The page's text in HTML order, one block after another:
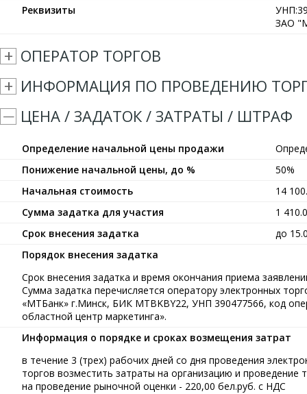
Реквизиты
ЗАО
ОПЕРАТОР ТОРГОВ
ИНФОРМАЦИЯ ПО ПРОВЕДЕНИЮ
ЦЕНА / ЗАДАТОК / ЗАТРАТЫ / ШТРАФ
Определение начальной цены продажи
Понижение начальной цены, до %
50%
Начальная стоимость
14
Сумма задатка для участия
1
Срок внесения задатка
до
Порядок внесения задатка
Срок внесения задатка и время окончания приема
Сумма задатка перечисляется оператору электронных
«МТБанк» г.Минск, БИК MTBKBY22, УНП 390477566, код
областной центр маркетинга».
Информация о порядке и сроках возмещения затрат
в течение 3 (трех) рабочих дней со дня проведения
торгов возместить затраты на организацию и
на проведение рыночной оценки - 220,00 бел.руб. с НДС